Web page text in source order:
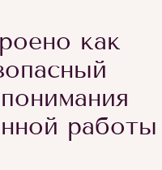
как
работы